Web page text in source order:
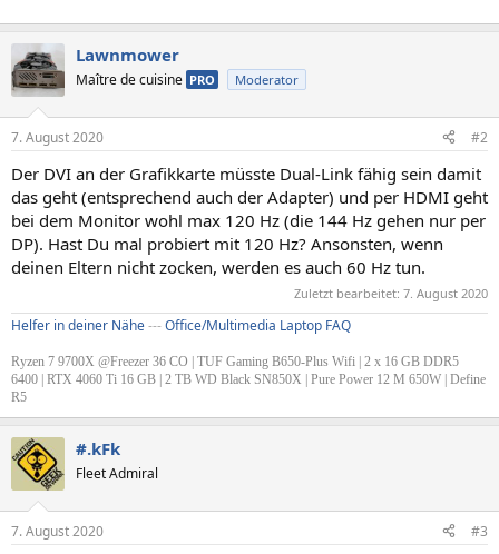
Lawnmower
Maître de cuisine PRO Moderator
7. August 2020 #2
Der DVI an der Grafikkarte müsste Dual-Link fähig sein damit
das geht (entsprechend auch der Adapter) und per HDMI geht
bei dem Monitor wohl max 120 Hz (die 144 Hz gehen nur per
DP). Hast Du mal probiert mit 120 Hz? Ansonsten, wenn
deinen Eltern nicht zocken, werden es auch 60 Hz tun.
Zuletzt bearbeitet: 7. August 2020
Helfer in deiner Nähe---Office/Multimedia Laptop FAQ
Ryzen 7 9700X @Freezer 36 CO | TUF Gaming B650-Plus Wifi | 2 x 16 GB DDR5
6400 | RTX 4060 Ti 16 GB | 2 TB WD Black SN850X | Pure Power 12 M 650W | Define
R5
#.kFk
Fleet Admiral
7. August 2020 #3